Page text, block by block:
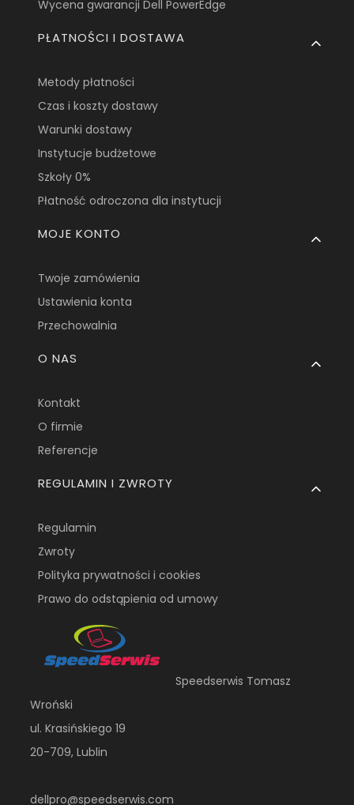
Wycena gwarancji Dell PowerEdge
PŁATNOŚCI I DOSTAWA
Metody płatności
Czas i koszty dostawy
Warunki dostawy
Instytucje budżetowe
Szkoły 0%
Płatność odroczona dla instytucji
MOJE KONTO
Twoje zamówienia
Ustawienia konta
Przechowalnia
O NAS
Kontakt
O firmie
Referencje
REGULAMIN I ZWROTY
Regulamin
Zwroty
Polityka prywatności i cookies
Prawo do odstąpienia od umowy
Speedserwis Tomasz
Wroński
ul. Krasińskiego 19
20-709, Lublin
dellpro@speedserwis.com